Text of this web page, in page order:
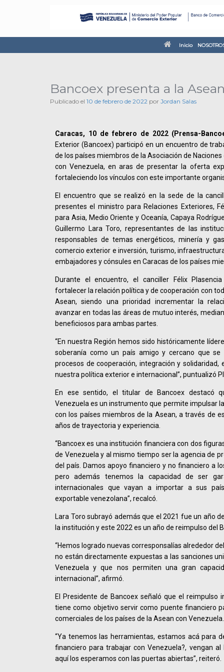
Inicio
Bancoex presenta a la
Publicado el 10 de febrero de 2022 por Jordan Salas
Caracas, 10 de febrero de 2022 (Prensa-
Exterior (Bancoex) participó en un encuentro de
de los países miembros de la Asociación de
con Venezuela, en aras de presentar la oferta
fortaleciendo los vínculos con este importante
El encuentro que se realizó en la sede de la
presentes el ministro para Relaciones Exteriores,
para Asia, Medio Oriente y Oceanía, Capaya
Guillermo Lara Toro, representantes de las
responsables de temas energéticos, minería y
comercio exterior e inversión, turismo,
embajadores y cónsules en Caracas de los países
Durante el encuentro, el canciller Félix
fortalecer la relación política y de cooperación con
Asean, siendo una prioridad incrementar la
avanzar en todas las áreas de mutuo interés,
beneficiosos para ambas partes.
“En nuestra Región hemos sido históricamente
soberanía como un país amigo y cercano que
procesos de cooperación, integración y solidaridad,
nuestra política exterior e internacional”, puntualizó
En ese sentido, el titular de Bancoex destacó
Venezuela es un instrumento que permite impulsar
con los países miembros de la Asean, a través de
años de trayectoria y experiencia.
“Bancoex es una institución financiera con dos
de Venezuela y al mismo tiempo ser la agencia de
del país. Damos apoyo financiero y no financiero a
pero además tenemos la capacidad de ser
internacionales que vayan a importar a sus
exportable venezolana”, recalcó.
Lara Toro subrayó además que el 2021 fue un año
la institución y este 2022 es un año de reimpulso del
“Hemos logrado nuevas corresponsalías alrededor
no están directamente expuestas a las sanciones
Venezuela y que nos permiten una gran
internacional”, afirmó.
El Presidente de Bancoex señaló que el reimpulso
tiene como objetivo servir como puente financiero
comerciales de los países de la Asean con Venezuela.
“Ya tenemos las herramientas, estamos acá para
financiero para trabajar con Venezuela?, vengan al
aquí los esperamos con las puertas abiertas”, reiteró.